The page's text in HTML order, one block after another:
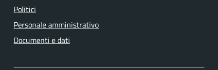
Politici
Personale amministrativo
Documenti e dati